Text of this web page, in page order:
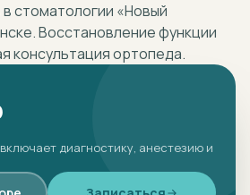
стоматологии «Новый
Восстановление функции
консультация ортопеда.
диагностику, анестезию и